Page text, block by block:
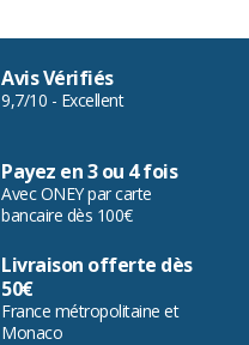
Avis Vérifiés
9,7/10 - Excellent
Payez en 3 ou 4 fois
Avec ONEY par carte
bancaire dès 100€
Livraison offerte dès
50€
France métropolitaine et
Monaco